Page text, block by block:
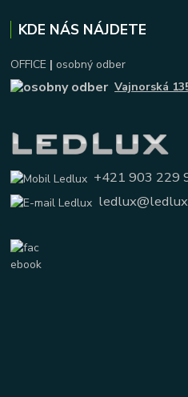
KDE NÁS NÁJDETE
OFFICE | osobný odber
Vajnorská
+421 903 229